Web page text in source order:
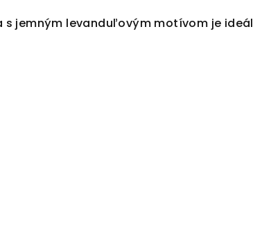
jemným levanduľovým motívom je